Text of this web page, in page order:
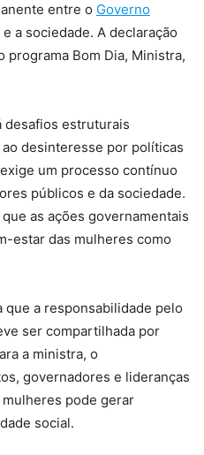
entre o Governo
a sociedade. A declaração
Bom Dia, Ministra,
desafios estruturais
desinteresse por políticas
um processo contínuo
públicos e da sociedade.
as ações governamentais
estar das mulheres como
que a responsabilidade pelo
ser compartilhada por
a ministra, o
governadores e lideranças
pode gerar
social.